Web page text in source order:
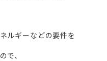
ルギーなどの要件を
で、